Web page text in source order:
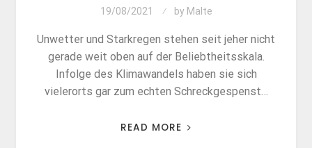
19/08/2021 by Malte
Unwetter und Starkregen stehen seit jeher nicht
gerade weit oben auf der Beliebtheitsskala.
Infolge des Klimawandels haben sie sich
vielerorts gar zum echten Schreckgespenst…
READ MORE